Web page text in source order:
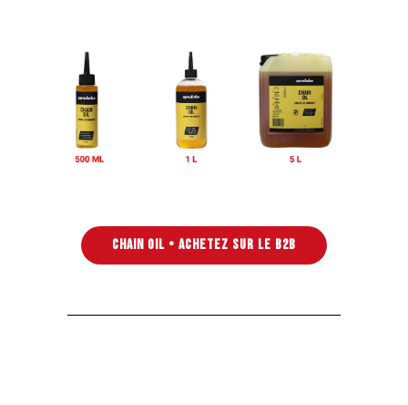
CHAIN OIL • ACHETEZ SUR LE B2B